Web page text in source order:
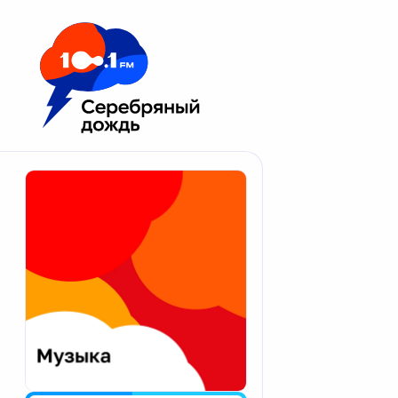
Москва 100.1 FM
Апатиты
Екатеринбург
Калининград
Калуга